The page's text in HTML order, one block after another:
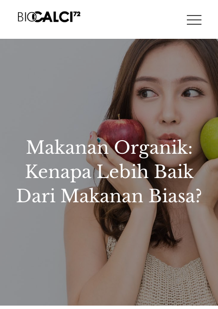
Makanan Organik:
Kenapa Lebih Baik
Dari Makanan Biasa?